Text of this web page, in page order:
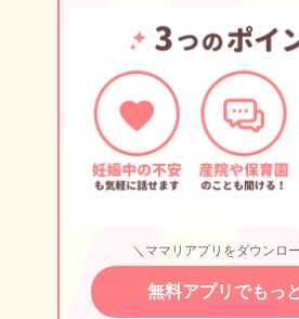
＼ママリアプリをダウンロ
無料アプリでもっ